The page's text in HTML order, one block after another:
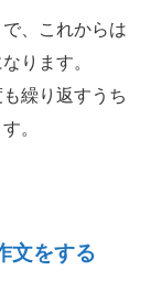
、これからは
ります。
繰り返すうち
。
文をする